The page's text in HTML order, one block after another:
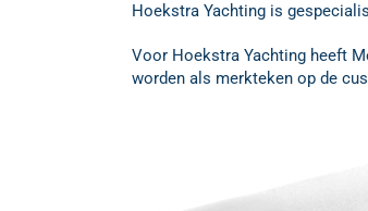
Hoekstra Yachting is
Voor Hoekstra Yachting heeft
worden als merkteken op de